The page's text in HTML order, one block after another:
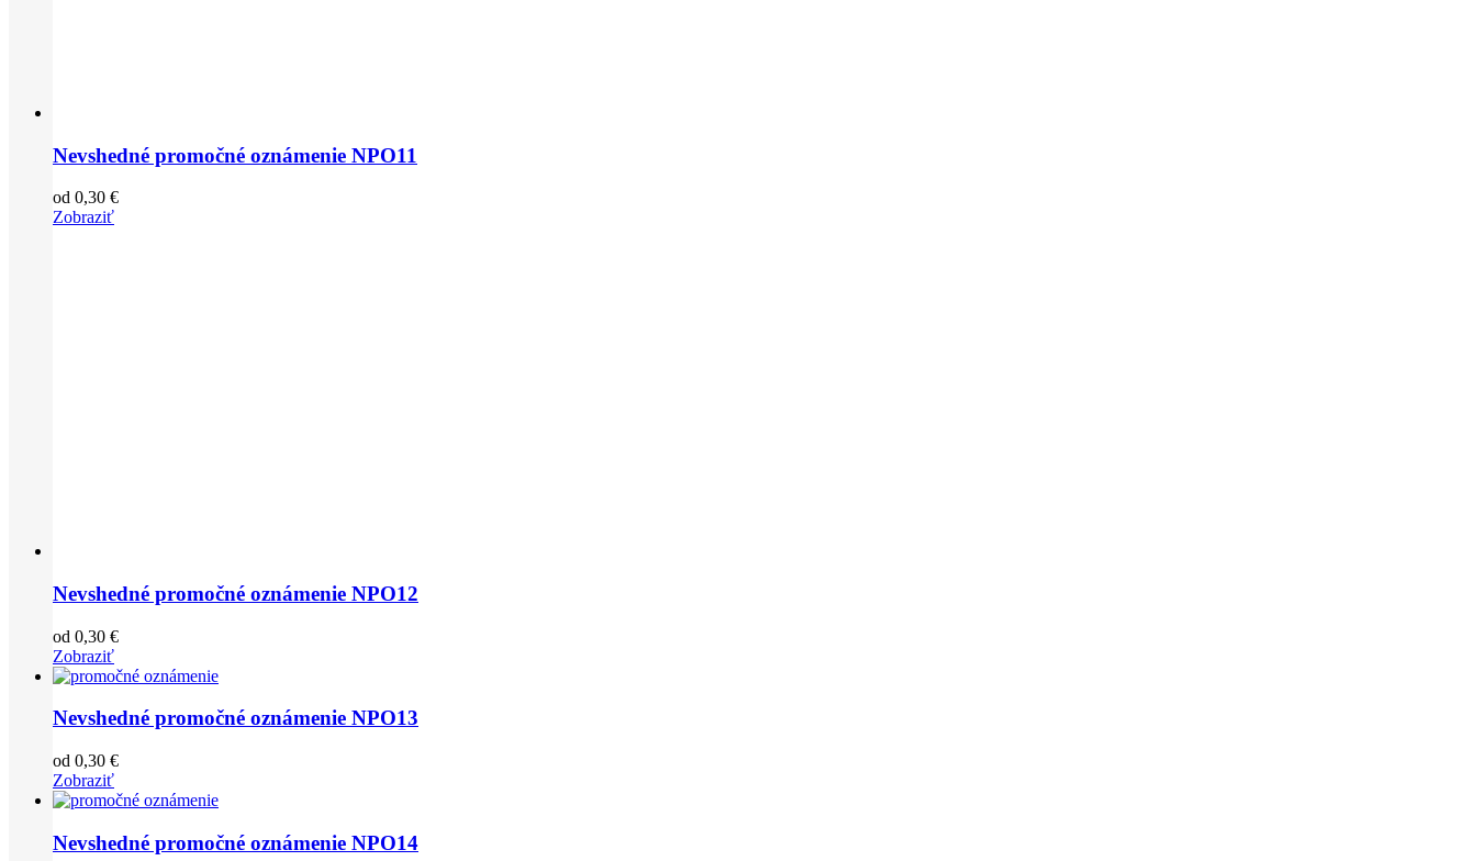
Nevshedné promočné oznámenie NPO11
od 0,30 €
Zobraziť
Nevshedné promočné oznámenie NPO12
od 0,30 €
Zobraziť
Nevshedné promočné oznámenie NPO13
od 0,30 €
Zobraziť
Nevshedné promočné oznámenie NPO14